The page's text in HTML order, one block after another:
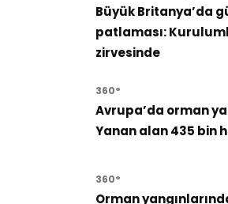
Büyük Britanya’da
patlaması:
zirvesinde
360°
Avrupa’da orman
Yanan alan 435 bin
360°
Orman